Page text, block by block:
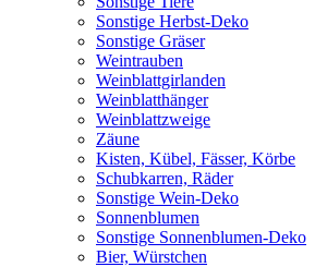
Sonstige Herbst-Deko
Sonstige Gräser
Weintrauben
Weinblattgirlanden
Weinblatthänger
Weinblattzweige
Zäune
Kisten, Kübel, Fässer, Körbe
Schubkarren, Räder
Sonstige Wein-Deko
Sonnenblumen
Sonstige Sonnenblumen-Deko
Bier, Würstchen